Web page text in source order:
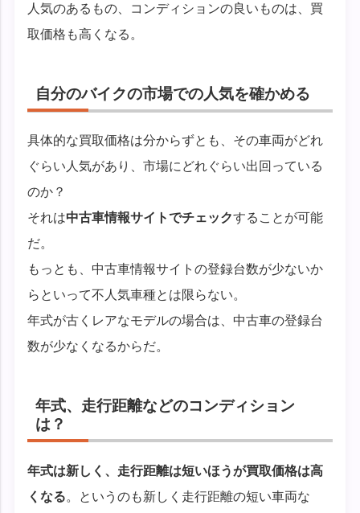
人気のあるもの、コンディションの良いものは、買
取価格も高くなる。
自分のバイクの市場での人気を確かめる
具体的な買取価格は分からずとも、その車両がどれ
ぐらい人気があり、市場にどれぐらい出回っている
のか？
それは中古車情報サイトでチェックすることが可能
だ。
もっとも、中古車情報サイトの登録台数が少ないか
らといって不人気車種とは限らない。
年式が古くレアなモデルの場合は、中古車の登録台
数が少なくなるからだ。
年式、走行距離などのコンディション
は？
年式は新しく、走行距離は短いほうが買取価格は高
くなる。というのも新しく走行距離の短い車両な